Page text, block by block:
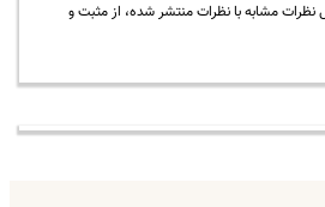
مشابه با نظرات منتشر شده، از مثبت و